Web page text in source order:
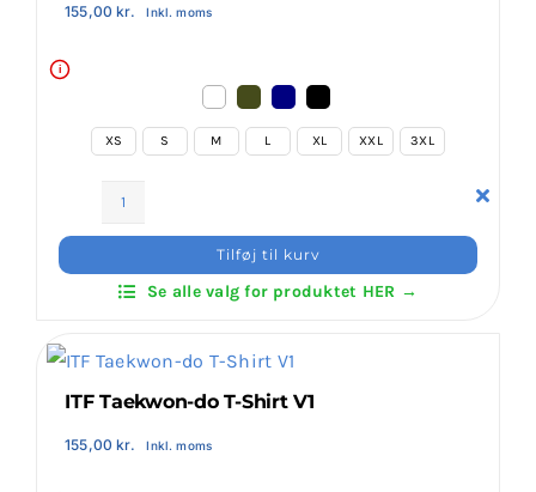
155,00kr. Inkl. moms
i
XS S M L XL XXL 3XL
do
T-
V2
Tilføj til kurv
Se alle valg for produktet HER →
ITF Taekwon-do T-Shirt V1
155,00kr. Inkl. moms